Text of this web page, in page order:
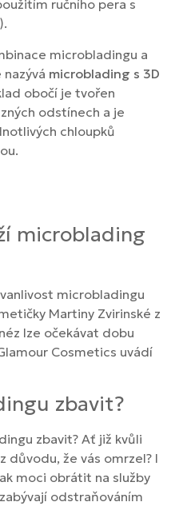
ručního pera s
).
microbladingu a
microblading s 3D
obočí je tvořen
odstínech a je
chloupků
microblading
microbladingu
Martiny Zvirinské z
lze očekávat dobu
Cosmetics uvádí
zbavit?
zbavit? Ať již kvůli
důvodu, že vás omrzel? I
moci obrátit na služby
odstraňováním